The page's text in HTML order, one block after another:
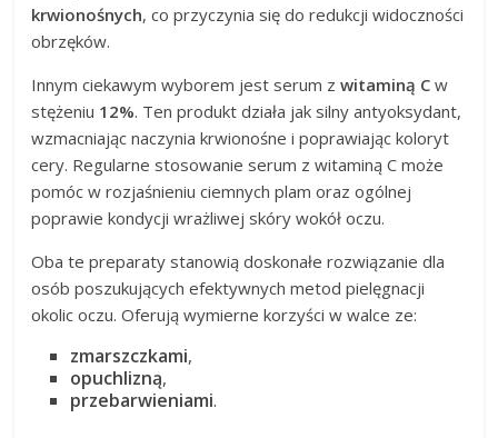
krwionośnych, co przyczynia się do redukcji widoczności
obrzęków.
Innym ciekawym wyborem jest serum zwitaminą C w
stężeniu 12%. Ten produkt działa jak silny antyoksydant,
wzmacniając naczynia krwionośne i poprawiając koloryt
cery. Regularne stosowanie serum z witaminą C może
pomóc w rozjaśnieniu ciemnych plam oraz ogólnej
poprawie kondycji wrażliwej skóry wokół oczu.
Oba te preparaty stanowią doskonałe rozwiązanie dla
osób poszukujących efektywnych metod pielęgnacji
okolic oczu. Oferują wymierne korzyści w walce ze:
zmarszczkami,
opuchlizną,
przebarwieniami.